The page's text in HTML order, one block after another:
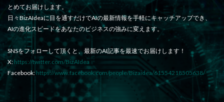
とめてお届けします。
日々BizAIdeaに目を通すだけでAIの最新情報を手軽にキャッチアップでき、
AIの進化スピードをあなたのビジネスの強みに変えます。
SNSをフォローして頂くと、最新のAI記事を最速でお届けします！
X: https://twitter.com/BizAIdea
Facebook: https://www.facebook.com/people/Bizaidea/61554218505638/